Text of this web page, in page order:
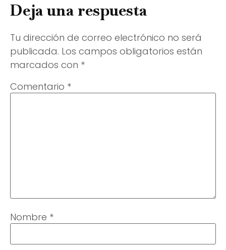
Deja una respuesta
Tu dirección de correo electrónico no será
publicada. Los campos obligatorios están
marcados con *
Comentario *
Nombre *